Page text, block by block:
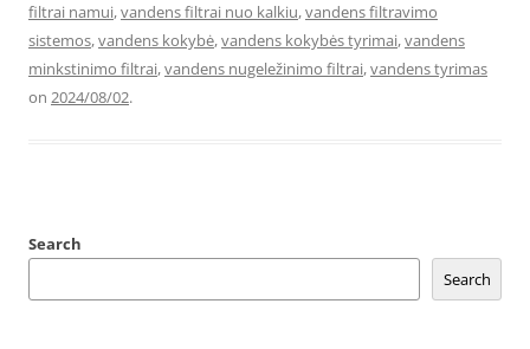
filtrai namui,vandens filtrai nuo kalkiu,vandens filtravimo
sistemos,vandens kokybė,vandens kokybės tyrimai,vandens
minkstinimo filtrai,vandens nugeležinimo filtrai,vandens tyrimas
on 2024/08/02.
Search
Search